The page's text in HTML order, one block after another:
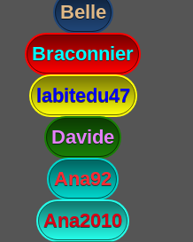
Belle
Braconnier
labitedu47
Davide
Ana92
Ana2010